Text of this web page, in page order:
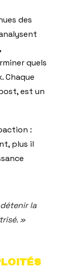
des
quels
Chaque
est un
:
plus il
la
»